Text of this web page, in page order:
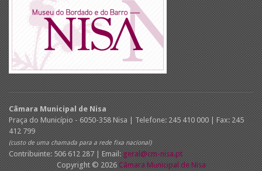
Câmara Municipal de Nisa
Praça do Município - 6050-358 Nisa | Telefone: 245 410 000 | Fax: 245
412 799
(custo de uma chamada para a rede fixa nacional)
Contribuinte: 506 612 287 | Email: geral@cm-nisa.pt
Copyright © 2026 Câmara Municipal de Nisa